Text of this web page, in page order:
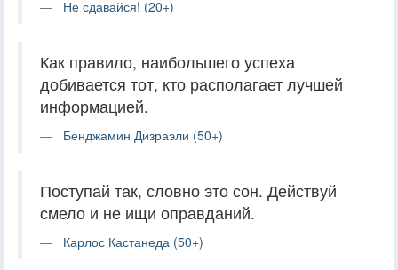
Не сдавайся! (20+)
Как правило, наибольшего успеха
добивается тот, кто располагает лучшей
информацией.
Бенджамин Дизраэли (50+)
Поступай так, словно это сон. Действуй
смело и не ищи оправданий.
Карлос Кастанеда (50+)